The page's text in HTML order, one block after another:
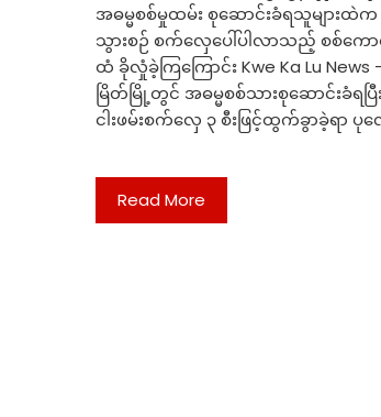
အဓမ္မစစ်မှုထမ်း စုဆောင်းခံရသူများ
သွားစဉ် စက်လှေပေါ်ပါလာသည့် စစ်ကေ
ထံ ခိုလှုံခဲ့ကြကြောင်း Kwe Ka Lu
မြိတ်မြို့တွင် အဓမ္မစစ်သားစုဆောင်းခံ
ငါးဖမ်းစက်လှေ ၃ စီးဖြင့်ထွက်ခွာခဲ့ရာ
Read More